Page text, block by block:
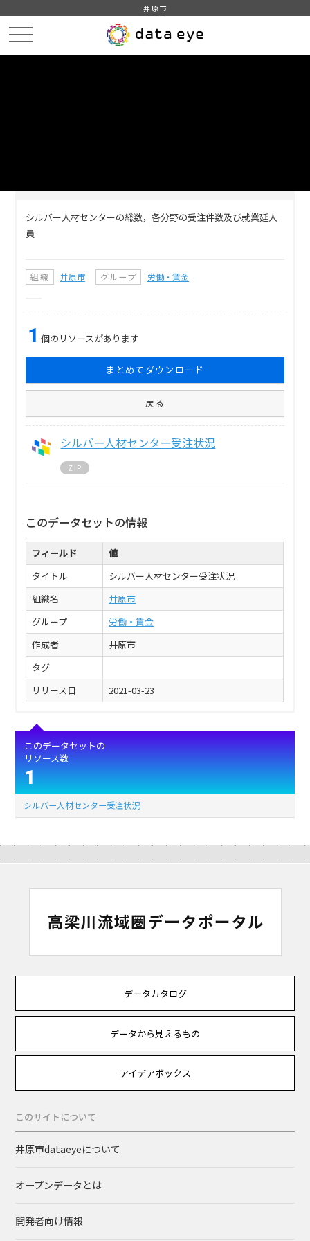
井原市
シルバー人材センターの総数，各分野の受注件数及び就業延人
員
組織 井原市 グループ 労働・賃金
1 個のリソースがあります
まとめてダウンロード
戻る
シルバー人材センター受注状況
ZIP
このデータセットの情報
フィールド
値
タイトル
シルバー人材センター受注状況
組織名
井原市
グループ
労働・賃金
作成者
井原市
タグ
リリース日
2021-03-23
このデータセットの
リソース数
1
シルバー人材センター受注状況
データカタログ
データから見えるもの
アイデアボックス
このサイトについて
井原市dataeyeについて
オープンデータとは
開発者向け情報